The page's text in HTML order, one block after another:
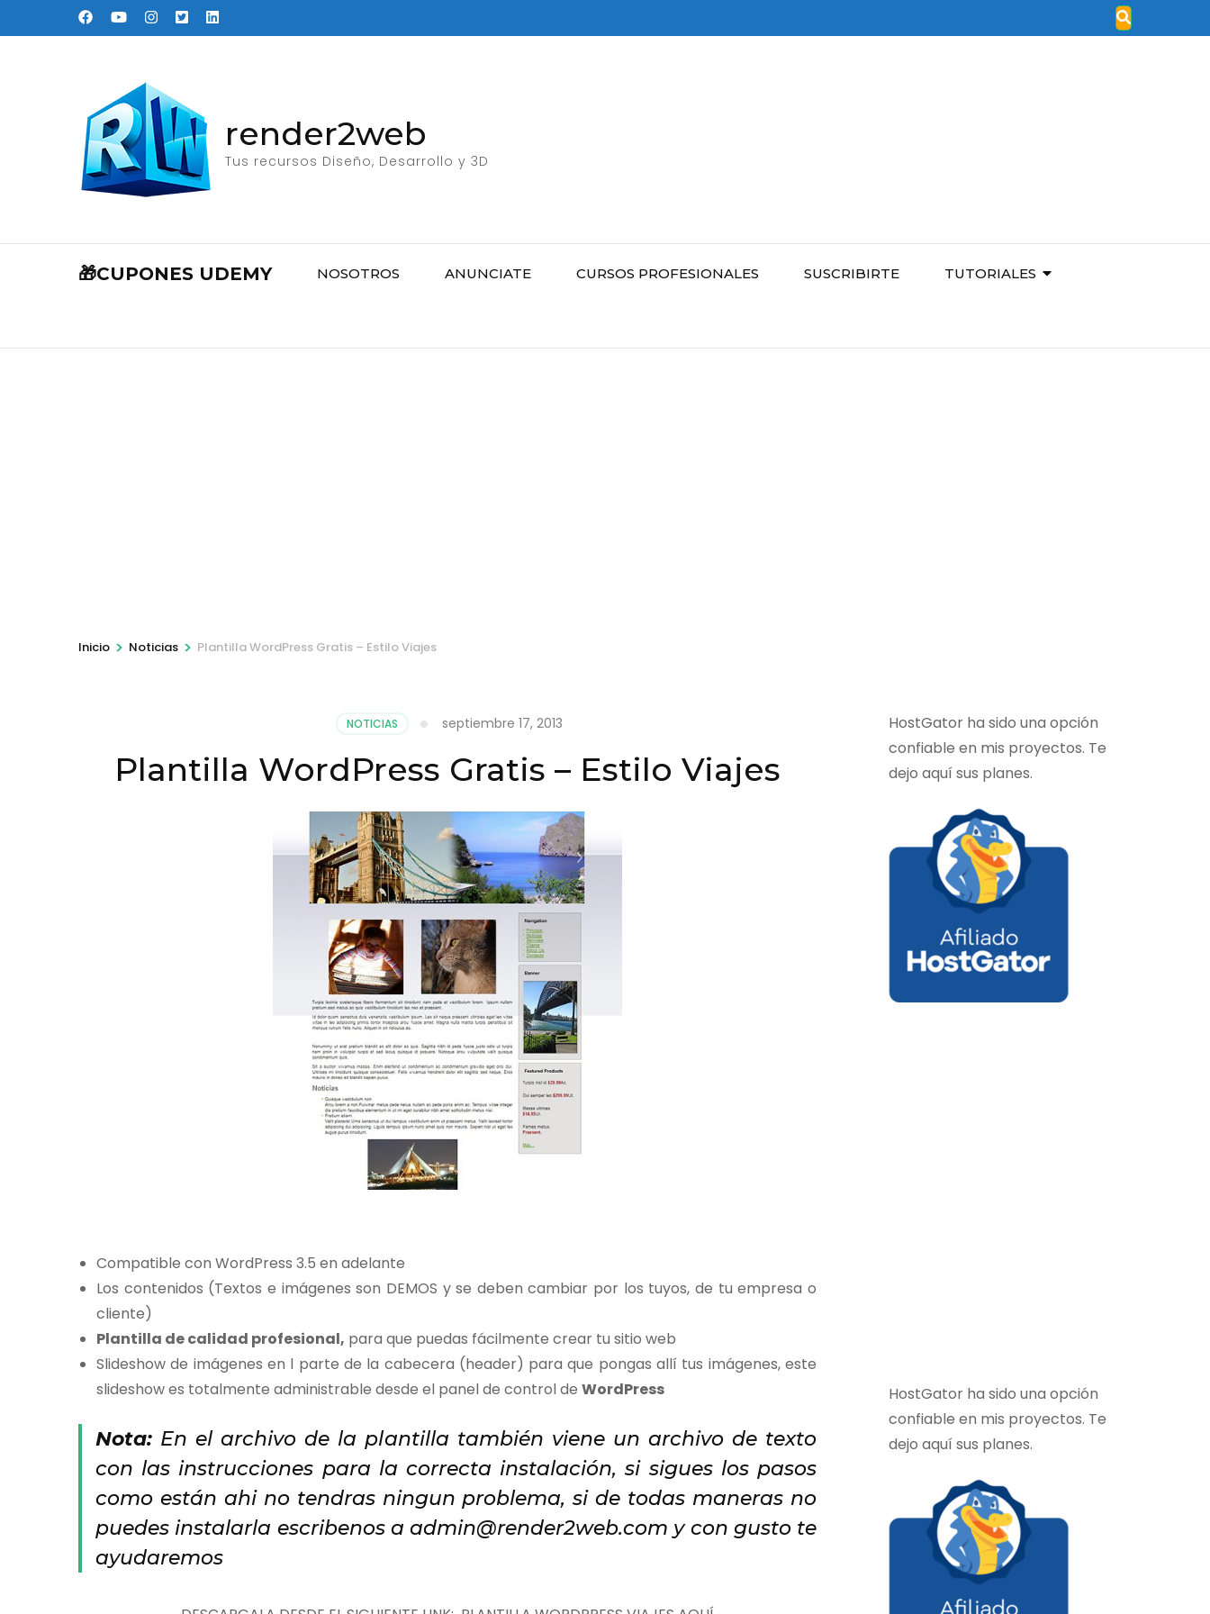
al
render2web
Tus recursos Diseño, Desarrollo y 3D
🎁CUPONES UDEMY NOSOTROS ANUNCIATE CURSOS PROFESIONALES SUSCRIBIRTE TUTORIALES
Inicio > Noticias > Plantilla WordPress Gratis – Estilo Viajes
NOTICIAS septiembre 17, 2013
Plantilla WordPress Gratis – Estilo Viajes
Compatible con WordPress 3.5 en adelante
Los contenidos (Textos e imágenes son DEMOS y se deben cambiar por los tuyos, de tu empresa o
cliente)
Plantilla de calidad profesional, para que puedas fácilmente crear tu sitio web
Slideshow de imágenes en l parte de la cabecera (header) para que pongas allí tus imágenes, este
slideshow es totalmente administrable desde el panel de control de WordPress
Nota: En el archivo de la plantilla también viene un archivo de texto
con las instrucciones para la correcta instalación, si sigues los pasos
como están ahi no tendras ningun problema, si de todas maneras no
puedes instalarla escribenos a admin@render2web.com y con gusto te
ayudaremos
HostGator ha sido una opción
confiable en mis proyectos. Te
dejo aquí sus planes.
HostGator ha sido una opción
confiable en mis proyectos. Te
dejo aquí sus planes.